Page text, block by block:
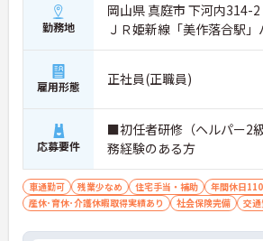
勤務地
岡山県 真庭市 下河内314-2
ＪＲ姫新線「美作落合駅
雇用形態 正社員(正職員)
応募要件
■初任者研修（ヘルパー2
務経験のある方
車通勤可 残業少なめ 住宅手当・補助
年間休日
産休･育休･介護休暇取得実績あり
社会保険完備 交